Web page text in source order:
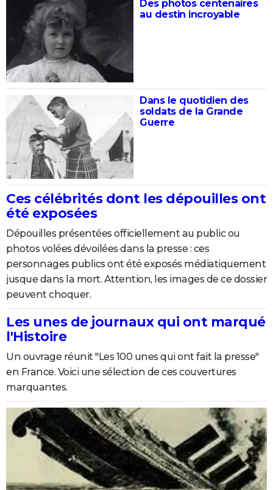
Des photos centenaires
au destin incroyable
Dans le quotidien des
soldats de la Grande
Guerre
Ces célébrités dont les dépouilles ont
été exposées
Dépouilles présentées officiellement au public ou
photos volées dévoilées dans la presse : ces
personnages publics ont été exposés médiatiquement
jusque dans la mort. Attention, les images de ce dossier
peuvent choquer.
Les unes de journaux qui ont marqué
l'Histoire
Un ouvrage réunit "Les 100 unes qui ont fait la presse"
en France. Voici une sélection de ces couvertures
marquantes.